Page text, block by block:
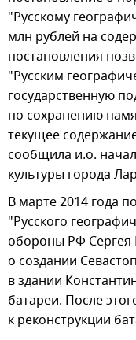
"Русскому
млн рублей на
постановления
"Русским
государственную
по сохранению
текущее
сообщила и.о.
культуры города
В марте 2014 года
"Русского
обороны РФ
о создании
в здании
батареи. После
к реконструкции